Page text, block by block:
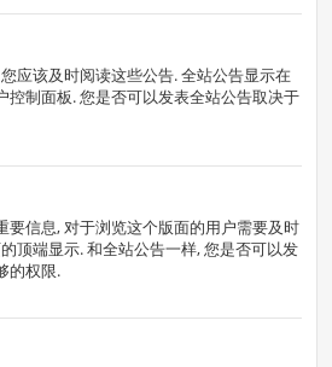
应该及时阅读这些公告. 全站公告显示在
控制面板. 您是否可以发表全站公告取决于
要信息, 对于浏览这个版面的用户需要及时
顶端显示. 和全站公告一样, 您是否可以发
的权限.